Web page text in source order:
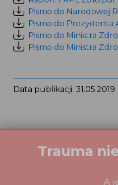
Pismo do Narodowej
Pismo do Prezydenta
Pismo do Ministra
Pismo do Ministra
Data publikacji: 31.05.2019